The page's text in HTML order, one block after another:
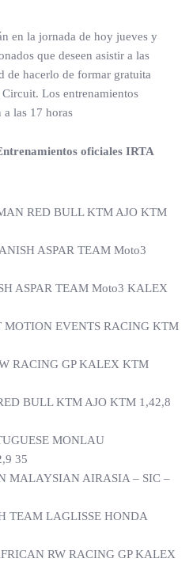
en la jornada de hoy jueves y
que deseen asistir a las
de hacerlo de formar gratuita
Los entrenamientos
las 17 horas
oficiales IRTA
RED BULL KTM AJO KTM
ASPAR TEAM Moto3
ASPAR TEAM Moto3 KALEX
EVENTS RACING KTM
RACING GP KALEX KTM
BULL KTM AJO KTM 1,42,8
MONLAU
35
MALAYSIAN AIRASIA – SIC –
TEAM LAGLISSE HONDA
RW RACING GP KALEX